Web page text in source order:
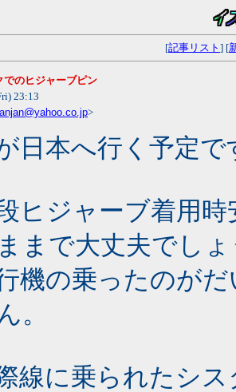
[記事リスト ] [
でのヒジャーブピン
23:13
>
日本へ行く予定で
ヒジャーブ着用
まで大丈夫でし
機の乗ったのが
。
線に乗られたシ